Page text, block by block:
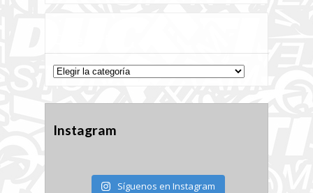
Categorías
Instagram
Síguenos en Instagram